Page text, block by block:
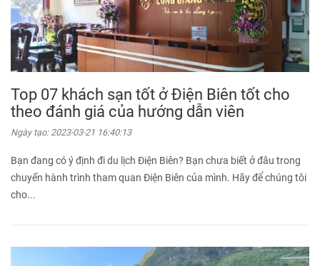
Top 07 khách sạn tốt ở Điện Biên tốt cho
theo đánh giá của hướng dẫn viên
Ngày tạo: 2023-03-21 16:40:13
Bạn đang có ý định đi du lịch Điện Biên? Bạn chưa biết ở đâu trong
chuyến hành trình tham quan Điện Biên của mình. Hãy để chúng tôi
cho...